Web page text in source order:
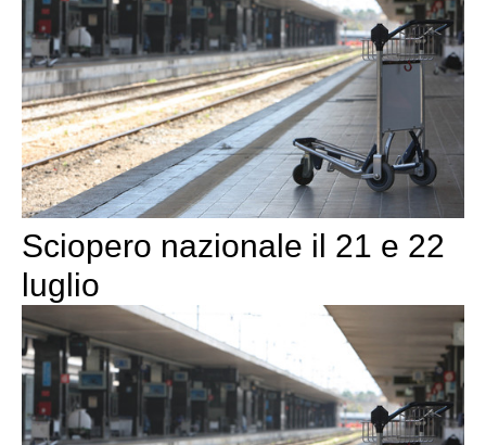
Sciopero nazionale il 21 e 22
luglio